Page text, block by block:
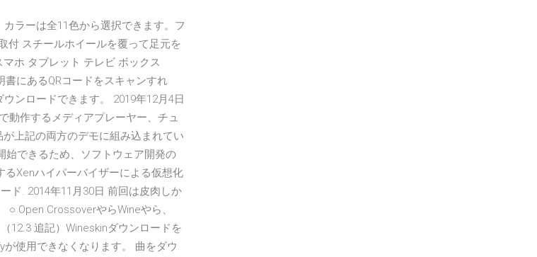
ラーは全11色から選択できます。フ
付 スチールホイールを覆って足元を
ホ タブレット テレビ ボックス
にあるQRコードをスキャンすれ
ンロードできます。 2019年12月4日
動作するメディアプレーヤー、チュ
上記の両方のデモに組み込まれてい
始できるため、ソフトウェア開発の
るXenハイパーバイザーによる仮想化
ド. 2014年11月30日 前回は皮肉しか
Open CrossoverやらWineやら、
12.3 追記）Wineskinダウンロードを
使用できなくなります。 曲をダウ